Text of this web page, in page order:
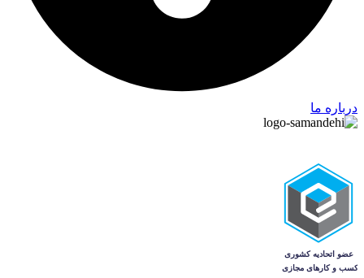
درباره ما